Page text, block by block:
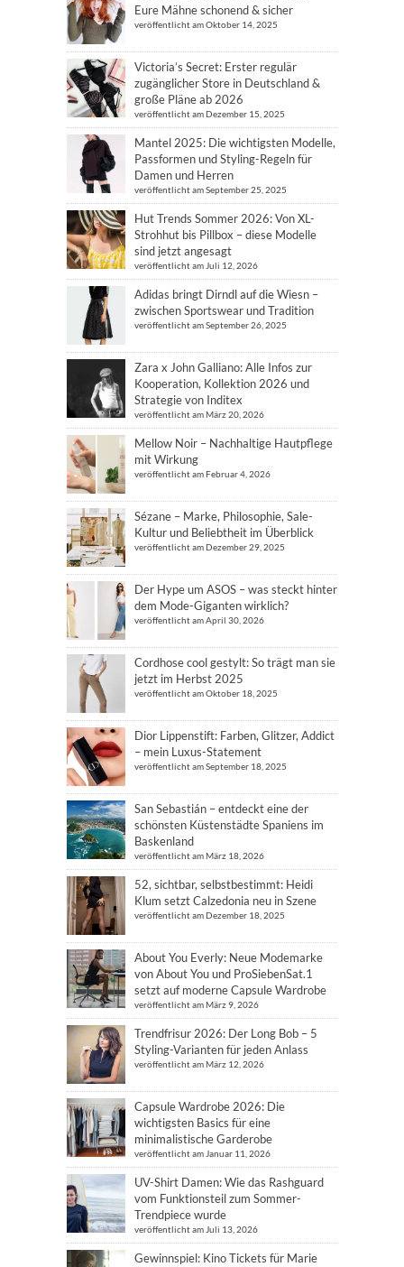
Eure Mähne schonend & sicher
veröffentlicht am Oktober 14, 2025
Victoria’s Secret: Erster regulär
zugänglicher Store in Deutschland &
große Pläne ab 2026
veröffentlicht am Dezember 15, 2025
Mantel 2025: Die wichtigsten Modelle,
Passformen und Styling-Regeln für
Damen und Herren
veröffentlicht am September 25, 2025
Hut Trends Sommer 2026: Von XL-
Strohhut bis Pillbox – diese Modelle
sind jetzt angesagt
veröffentlicht am Juli 12, 2026
Adidas bringt Dirndl auf die Wiesn –
zwischen Sportswear und Tradition
veröffentlicht am September 26, 2025
Zara x John Galliano: Alle Infos zur
Kooperation, Kollektion 2026 und
Strategie von Inditex
veröffentlicht am März 20, 2026
Mellow Noir – Nachhaltige Hautpflege
mit Wirkung
veröffentlicht am Februar 4, 2026
Sézane – Marke, Philosophie, Sale-
Kultur und Beliebtheit im Überblick
veröffentlicht am Dezember 29, 2025
Der Hype um ASOS – was steckt hinter
dem Mode-Giganten wirklich?
veröffentlicht am April 30, 2026
Cordhose cool gestylt: So trägt man sie
jetzt im Herbst 2025
veröffentlicht am Oktober 18, 2025
Dior Lippenstift: Farben, Glitzer, Addict
– mein Luxus-Statement
veröffentlicht am September 18, 2025
San Sebastián – entdeckt eine der
schönsten Küstenstädte Spaniens im
Baskenland
veröffentlicht am März 18, 2026
52, sichtbar, selbstbestimmt: Heidi
Klum setzt Calzedonia neu in Szene
veröffentlicht am Dezember 18, 2025
About You Everly: Neue Modemarke
von About You und ProSiebenSat.1
setzt auf moderne Capsule Wardrobe
veröffentlicht am März 9, 2026
Trendfrisur 2026: Der Long Bob – 5
Styling-Varianten für jeden Anlass
veröffentlicht am März 12, 2026
Capsule Wardrobe 2026: Die
wichtigsten Basics für eine
minimalistische Garderobe
veröffentlicht am Januar 11, 2026
UV-Shirt Damen: Wie das Rashguard
vom Funktionsteil zum Sommer-
Trendpiece wurde
veröffentlicht am Juli 13, 2026
Gewinnspiel: Kino Tickets für Marie